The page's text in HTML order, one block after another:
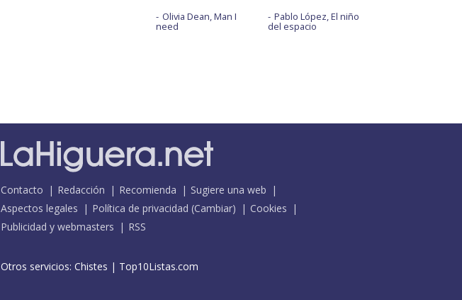
Olivia Dean, Man I
need
Pablo López, El niño
del espacio
Contacto Redacción Recomienda
Sugiere una web
Aspectos legales
Política de privacidad (Cambiar)
Cookies
Publicidad y webmasters
RSS
Otros servicios: Chistes | Top10Listas.com